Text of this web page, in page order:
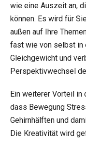
wie eine Auszeit an,
können. Es wird für
außen auf Ihre
fast wie von selbst in
Gleichgewicht und
Perspektivwechsel
Ein weiterer Vorteil in
dass Bewegung
Gehirnhälften und
Die Kreativität wird